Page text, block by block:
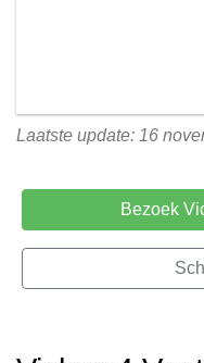
Laatste update: 16
Bezoek